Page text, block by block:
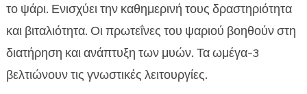
το ψάρι. Ενισχύει την καθημερινή τους δραστηριότητα
και βιταλιότητα. Οι πρωτεΐνες του ψαριού βοηθούν στη
διατήρηση και ανάπτυξη των μυών. Τα ωμέγα-3
βελτιώνουν τις γνωστικές λειτουργίες.